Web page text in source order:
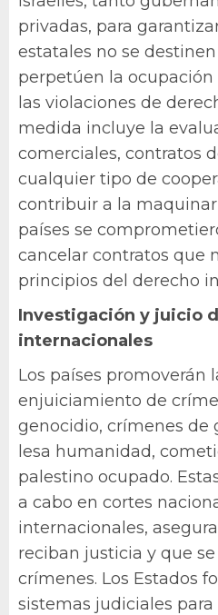
privadas, para
estatales no se
perpetúen la
las violaciones de
medida incluye la
comerciales, contratos
cualquier tipo de
contribuir a la
países se
cancelar contratos que
principios del derecho
Investigación y juicio
internacionales
Los países promoverán
enjuiciamiento de
genocidio, crímenes de
lesa humanidad,
palestino ocupado.
a cabo en cortes
internacionales,
reciban justicia y que
crímenes. Los Estados
sistemas judiciales para